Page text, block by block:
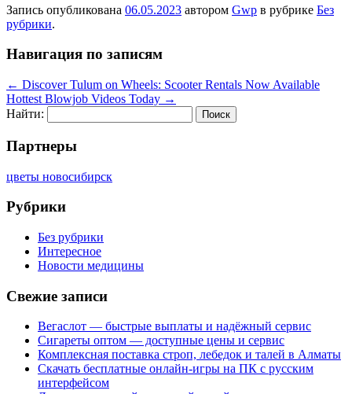
Запись опубликована 06.05.2023 автором Gwp в рубрике Без
рубрики.
Навигация по записям
← Discover Tulum on Wheels: Scooter Rentals Now Available
Hottest Blowjob Videos Today →
Найти:
Партнеры
цветы новосибирск
Рубрики
Без рубрики
Интересное
Новости медицины
Свежие записи
Вегаслот — быстрые выплаты и надёжный сервис
Сигареты оптом — доступные цены и сервис
Комплексная поставка строп, лебедок и талей в Алматы
Скачать бесплатные онлайн-игры на ПК с русским
интерфейсом